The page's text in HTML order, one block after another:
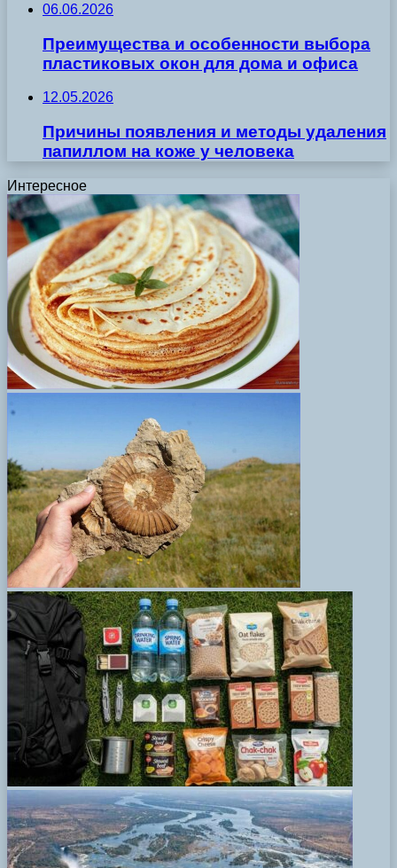
06.06.2026
Преимущества и особенности выбора
пластиковых окон для дома и офиса
12.05.2026
Причины появления и методы удаления
папиллом на коже у человека
Интересное